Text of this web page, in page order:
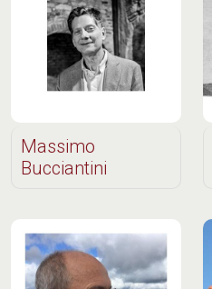
Massimo
Bucciantini